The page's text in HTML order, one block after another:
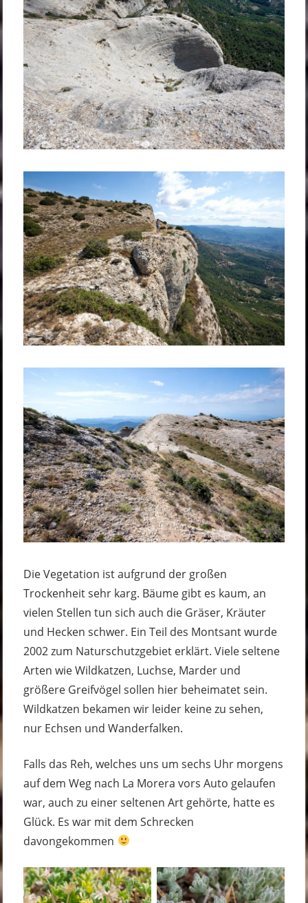
Die Vegetation ist aufgrund der großen
Trockenheit sehr karg. Bäume gibt es kaum, an
vielen Stellen tun sich auch die Gräser, Kräuter
und Hecken schwer. Ein Teil des Montsant wurde
2002 zum Naturschutzgebiet erklärt. Viele seltene
Arten wie Wildkatzen, Luchse, Marder und
größere Greifvögel sollen hier beheimatet sein.
Wildkatzen bekamen wir leider keine zu sehen,
nur Echsen und Wanderfalken.
Falls das Reh, welches uns um sechs Uhr morgens
auf dem Weg nach La Morera vors Auto gelaufen
war, auch zu einer seltenen Art gehörte, hatte es
Glück. Es war mit dem Schrecken
davongekommen